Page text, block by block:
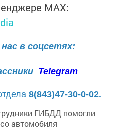
MАХ:
в соцсетях:
Telegram
8(843)47-30-0-02.